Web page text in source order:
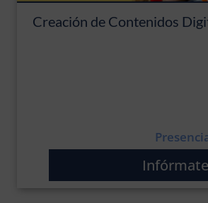
Creación de Contenidos
Infórmate